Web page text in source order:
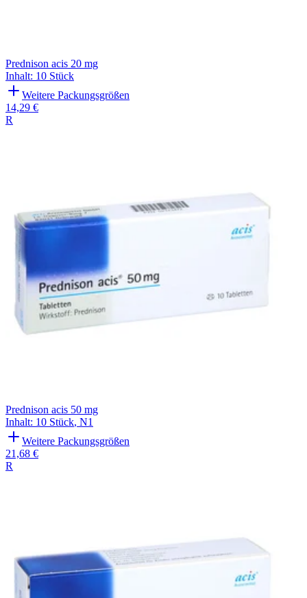
Prednison acis 20 mg
Inhalt: 10 Stück
Weitere Packungsgrößen
14,29 €
R
Prednison acis 50 mg
Inhalt: 10 Stück, N1
Weitere Packungsgrößen
21,68 €
R